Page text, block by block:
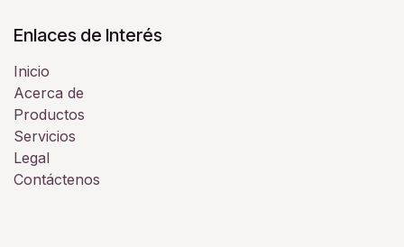
Enlaces de Interés
Inicio
Acerca de
Productos
Servicios
Legal
Contáctenos